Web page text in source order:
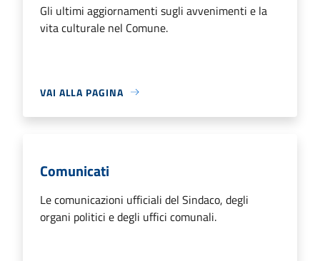
Gli ultimi aggiornamenti sugli avvenimenti e la
vita culturale nel Comune.
VAI ALLA PAGINA
Comunicati
Le comunicazioni ufficiali del Sindaco, degli
organi politici e degli uffici comunali.